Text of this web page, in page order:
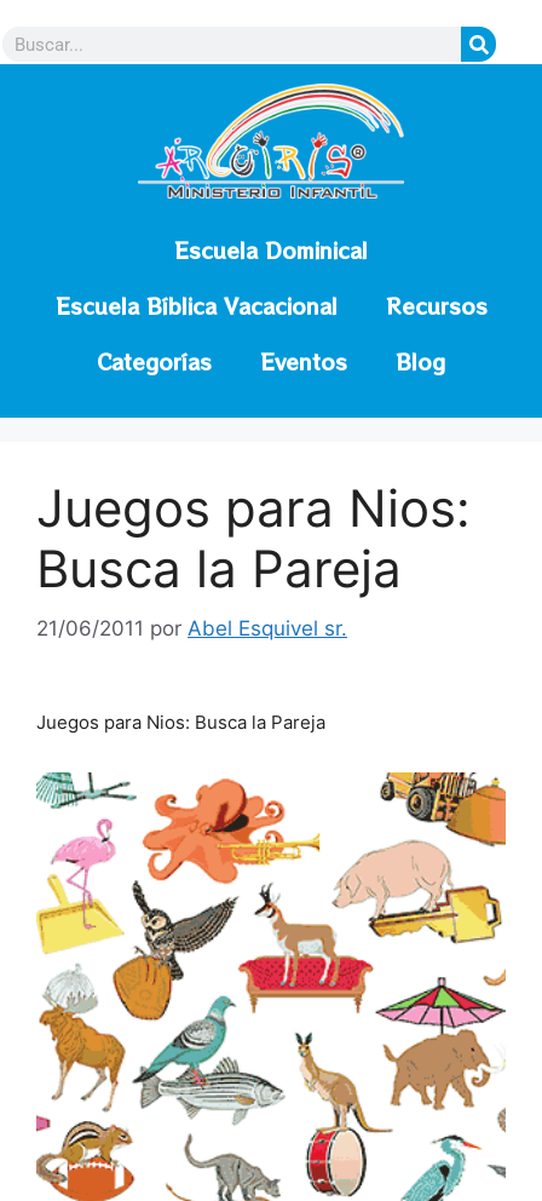
Escuela Dominical
Escuela Bíblica Vacacional
Recursos
Categorías
Eventos Blog
Juegos para Nios:
Busca la Pareja
21/06/2011 por Abel Esquivel sr.
Juegos para Nios: Busca la Pareja